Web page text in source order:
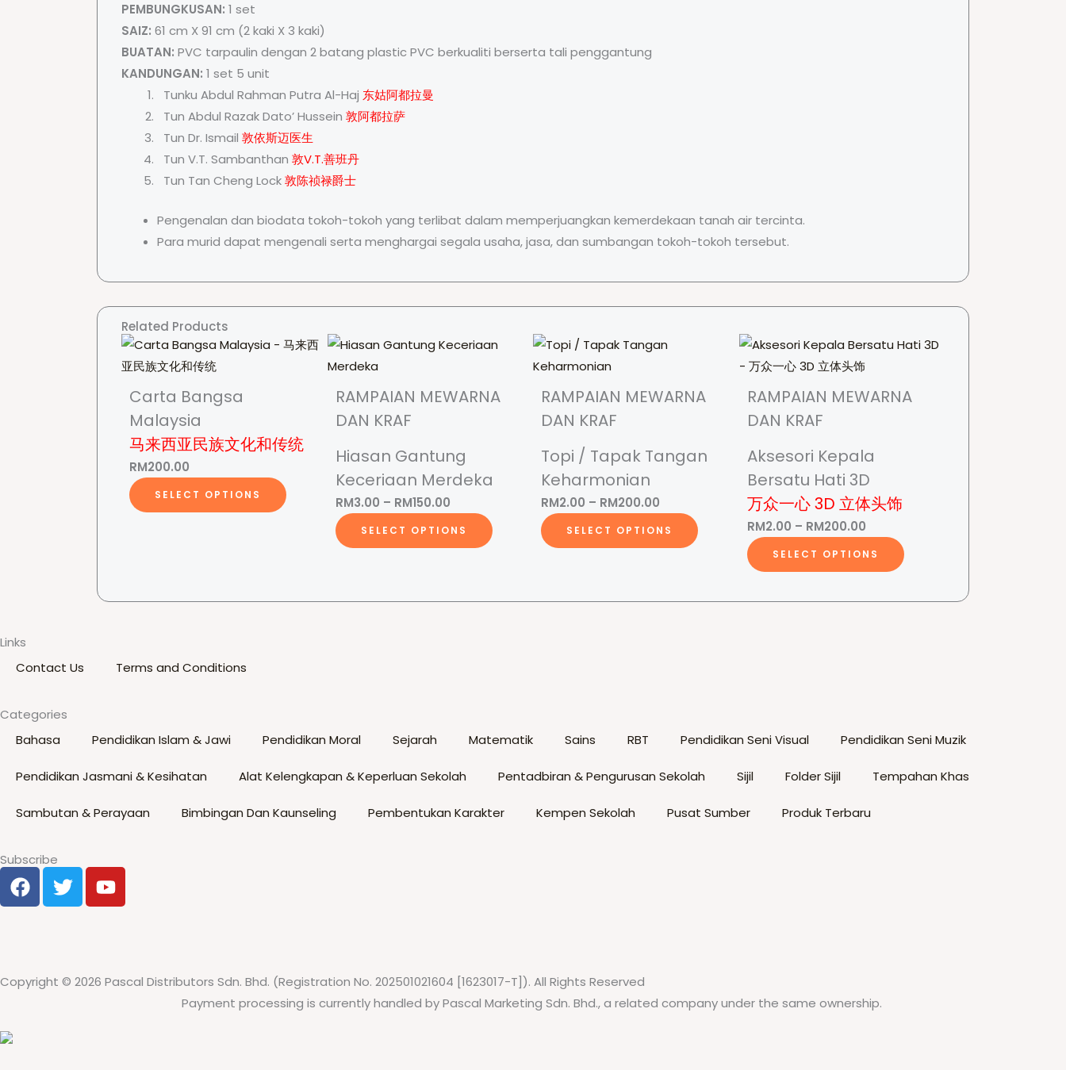
PEMBUNGKUSAN: 1 set
SAIZ: 61 cm X 91 cm (2 kaki X 3 kaki)
BUATAN: PVC tarpaulin dengan 2 batang plastic PVC berkualiti berserta tali penggantung
KANDUNGAN: 1 set 5 unit
Tunku Abdul Rahman Putra Al-Haj 东姑阿都拉曼
Tun Abdul Razak Dato’ Hussein 敦阿都拉萨
Tun Dr. Ismail 敦依斯迈医生
Tun V.T. Sambanthan 敦V.T.善班丹
Tun Tan Cheng Lock敦陈祯禄爵士
Pengenalan dan biodata tokoh-tokoh yang terlibat dalam memperjuangkan kemerdekaan tanah air tercinta.
Para murid dapat mengenali serta menghargai segala usaha, jasa, dan sumbangan tokoh-tokoh tersebut.
Related Products
Carta Bangsa
Malaysia
马来西亚民族文化和传统
RM200.00
SELECT OPTIONS
This
product
RAMPAIAN MEWARNA
DAN KRAF
Hiasan Gantung
Keceriaan Merdeka
RM3.00 – RM150.00Price
range:
RM3.00
SELECT OPTIONS
This
on
product
RAMPAIAN MEWARNA
DAN KRAF
Topi / Tapak Tangan
Keharmonian
RM2.00 – RM200.00
range:
RM2.00
SELECT OPTIONS
This
on
product
RAMPAIAN MEWARNA
DAN KRAF
Aksesori Kepala
Bersatu Hati 3D
万众一心 3D 立体头饰
RM2.00 – RM200.00Price
range:
RM2.00
SELECT OPTIONS
This
chosen
the
Links
Contact Us
Terms and Conditions
Categories
Bahasa
Pendidikan Islam & Jawi Pendidikan Moral Sejarah Matematik Sains RBT Pendidikan Seni Visual Pendidikan Seni Muzik
Pendidikan Jasmani & Kesihatan Alat Kelengkapan & Keperluan Sekolah Pentadbiran & Pengurusan Sekolah Sijil Folder Sijil Tempahan Khas
Sambutan & Perayaan Bimbingan Dan Kaunseling Pembentukan Karakter Kempen Sekolah Pusat Sumber Produk Terbaru
Subscribe
F
a
c
o
o
T
w
i
e
r
Y
o
u
b
e
Copyright © 2026 Pascal Distributors Sdn. Bhd. (Registration No. 202501021604 [1623017-T]). All Rights Reserved
Payment processing is currently handled by Pascal Marketing Sdn. Bhd., a related company under the same ownership.